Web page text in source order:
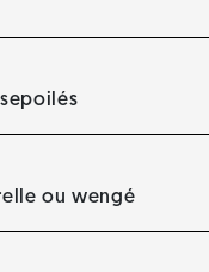
ou wengé